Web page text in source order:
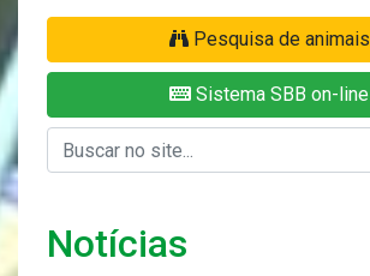
Pesquisa de animais
Sistema SBB on-line
Notícias